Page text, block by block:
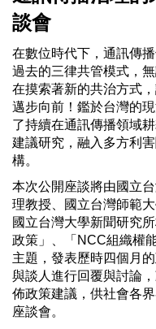
談會
在數位時代下，通訊傳
過去的三律共管模式，
在摸索著新的共治方式
邁步向前！鑑於台灣的
了持續在通訊傳播領域
建議研究，融入多方利
構。
本次公開座談將由國立
理教授、國立台灣師範
國立台灣大學新聞研究
政策」、「NCC組織權
主題，發表歷時四個月
與談人進行回覆與討論
佈政策建議，供社會各
座談會。